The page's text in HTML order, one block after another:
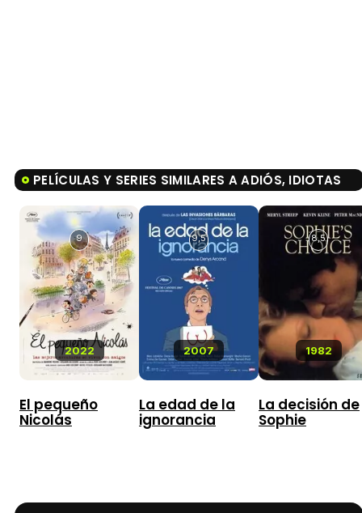
PELÍCULAS Y SERIES SIMILARES A ADIÓS, IDIOTAS
2022
9
El pequeño
Nicolás
2007
9,5
La edad de la
ignorancia
1982
8,5
La decisión de
Sophie